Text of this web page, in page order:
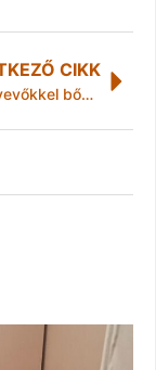
CIKK
Új résztvevőkkel bővült a Miskolci Olimpiai Reménységek Program